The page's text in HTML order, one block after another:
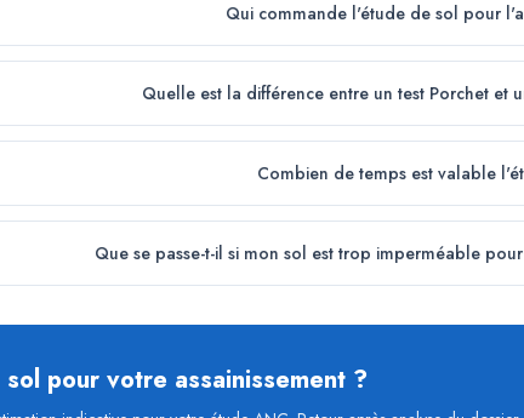
Qui commande l'étude de sol pour
Quelle est la différence entre un test Porchet et
Combien de temps est valable
Que se passe-t-il si mon sol est trop imperméable
pour votre assainissement ?